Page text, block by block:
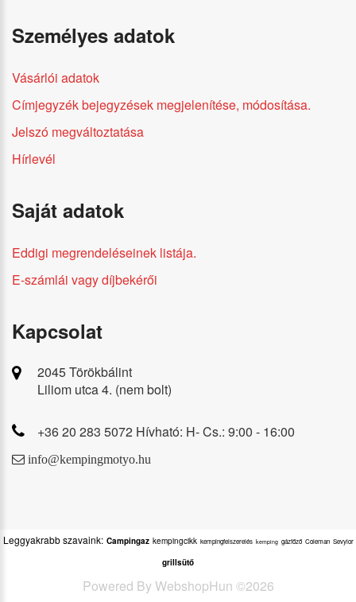
Személyes adatok
Vásárlói adatok
Címjegyzék bejegyzések megjelenítése, módosítása.
Jelszó megváltoztatása
Hírlevél
Saját adatok
Eddigi megrendeléseinek listája.
E-számlái vagy díjbekérői
Kapcsolat
2045 Törökbálint
Liliom utca 4. (nem bolt)
+36 20 283 5072 Hívható: H- Cs.: 9:00 - 16:00
info@kempingmotyo.hu
Leggyakrabb szavaink: Campingaz kempingcikk kempingfelszerelés kemping gázfőző Coleman Sevylor
grillsütő
Powered ByWebshopHun ©2026